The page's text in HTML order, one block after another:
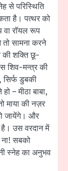
से परिस्थिति
है। पत्थर को
वा रॉयल रूप
सामना करने
की शक्ति छू-
शिव-मन्‍त्र की
सिर्फ डुबकी
– मीठा बाबा,
माया की नज़र
जायेंगे। और
उस वरदान में
सबको
स्नेह का अनुभव